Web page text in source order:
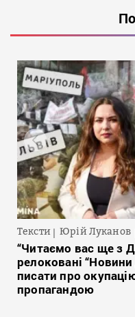
Тексти Юрій Луканов
“Читаємо вас ще з
релоковані
писати про
пропагандою